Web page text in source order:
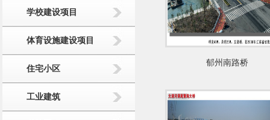
学校建设项目
体育设施建设项目
住宅小区
工业建筑
郁州南路桥